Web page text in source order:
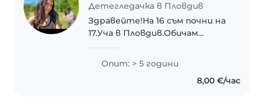
Детегледачка в Пловдив
Здравейте!На 16 съм почни на
17.Уча в Пловдив.Обичам
учителка.Имам опит с
Опит: > 5 години
8,00 €/час